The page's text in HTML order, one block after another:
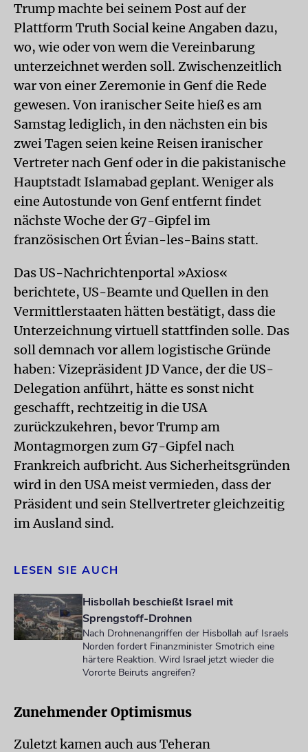
Trump machte bei seinem Post auf der
Plattform Truth Social keine Angaben dazu,
wo, wie oder von wem die Vereinbarung
unterzeichnet werden soll. Zwischenzeitlich
war von einer Zeremonie in Genf die Rede
gewesen. Von iranischer Seite hieß es am
Samstag lediglich, in den nächsten ein bis
zwei Tagen seien keine Reisen iranischer
Vertreter nach Genf oder in die pakistanische
Hauptstadt Islamabad geplant. Weniger als
eine Autostunde von Genf entfernt findet
nächste Woche der G7-Gipfel im
französischen Ort Évian-les-Bains statt.
Das US-Nachrichtenportal »Axios«
berichtete, US-Beamte und Quellen in den
Vermittlerstaaten hätten bestätigt, dass die
Unterzeichnung virtuell stattfinden solle. Das
soll demnach vor allem logistische Gründe
haben: Vizepräsident JD Vance, der die US-
Delegation anführt, hätte es sonst nicht
geschafft, rechtzeitig in die USA
zurückzukehren, bevor Trump am
Montagmorgen zum G7-Gipfel nach
Frankreich aufbricht. Aus Sicherheitsgründen
wird in den USA meist vermieden, dass der
Präsident und sein Stellvertreter gleichzeitig
im Ausland sind.
LESEN SIE AUCH
Hisbollah beschießt Israel mit
Sprengstoff-Drohnen
Nach Drohnenangriffen der Hisbollah auf Israels
Norden fordert Finanzminister Smotrich eine
härtere Reaktion. Wird Israel jetzt wieder die
Vororte Beiruts angreifen?
Zunehmender Optimismus
Zuletzt kamen auch aus Teheran